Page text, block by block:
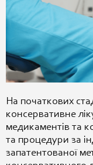
На початкових
консервативне
медикаментів та
та процедури за
запатентованої